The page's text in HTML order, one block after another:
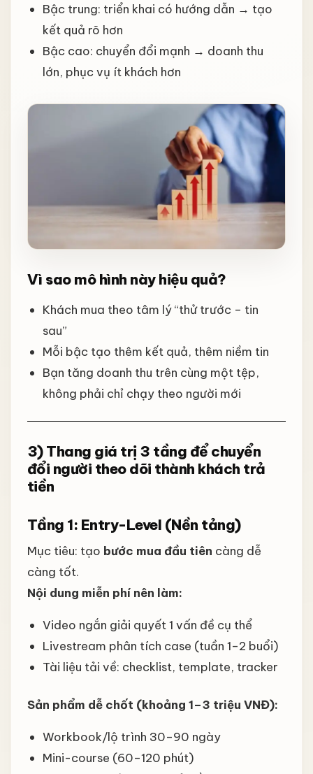
Bậc trung: triển khai có hướng dẫn → tạo
kết quả rõ hơn
Bậc cao: chuyển đổi mạnh → doanh thu
lớn, phục vụ ít khách hơn
Vì sao mô hình này hiệu quả?
Khách mua theo tâm lý “thử trước – tin
sau”
Mỗi bậc tạo thêm kết quả, thêm niềm tin
Bạn tăng doanh thu trên cùng một tệp,
không phải chỉ chạy theo người mới
3) Thang giá trị 3 tầng để chuyển
đổi người theo dõi thành khách trả
tiền
Tầng 1: Entry-Level (Nền tảng)
Mục tiêu: tạo bước mua đầu tiên càng dễ
càng tốt.
Nội dung miễn phí nên làm:
Video ngắn giải quyết 1 vấn đề cụ thể
Livestream phân tích case (tuần 1–2 buổi)
Tài liệu tải về: checklist, template, tracker
Sản phẩm dễ chốt (khoảng 1–3 triệu VNĐ):
Workbook/lộ trình 30–90 ngày
Mini-course (60–120 phút)